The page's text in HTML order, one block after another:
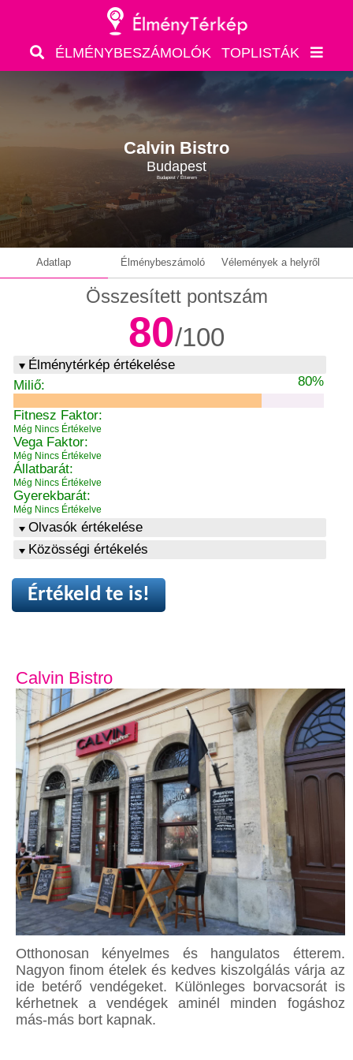
ÉLMÉNYBESZÁMOLÓK TOPLISTÁK
Calvin Bistro
Budapest
Budapest / Étterem
Adatlap Élménybeszámoló Vélemények a helyről
Összesített pontszám
80/100
Élménytérkép értékelése
Miliő:
80%
Fitnesz Faktor:
Még Nincs Értékelve
Vega Faktor:
Még Nincs Értékelve
Állatbarát:
Még Nincs Értékelve
Gyerekbarát:
Még Nincs Értékelve
Olvasók értékelése
Közösségi értékelés
Értékeld te is!
Calvin Bistro
Otthonosan kényelmes és hangulatos étterem.
Nagyon finom ételek és kedves kiszolgálás várja az
ide betérő vendégeket. Különleges borvacsorát is
kérhetnek a vendégek aminél minden fogáshoz
más-más bort kapnak.